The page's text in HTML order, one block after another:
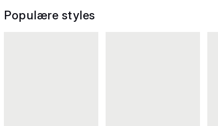
Populære styles